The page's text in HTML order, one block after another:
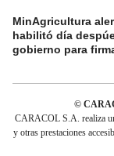
MinAgricultura
habilitó día
gobierno para
©
CARACOL S.A. realiza
y otras prestaciones